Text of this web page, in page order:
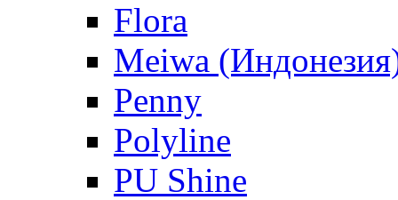
Flora
Meiwa
Penny
Polyline
PU Shine